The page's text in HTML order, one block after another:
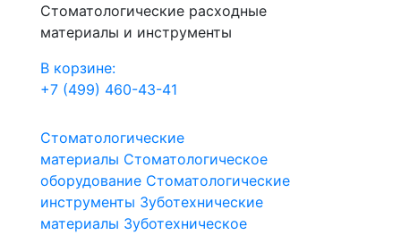
Стоматологические расходные
материалы и инструменты
В корзине:
+7 (499) 460-43-41
Стоматологические
материалы Стоматологическое
оборудование Стоматологические
инструменты Зуботехнические
материалы Зуботехническое